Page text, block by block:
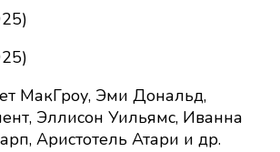
МакГроу, Эми Дональд,
Эллисон Уильямс, Иванна
Аристотель Атари и др.